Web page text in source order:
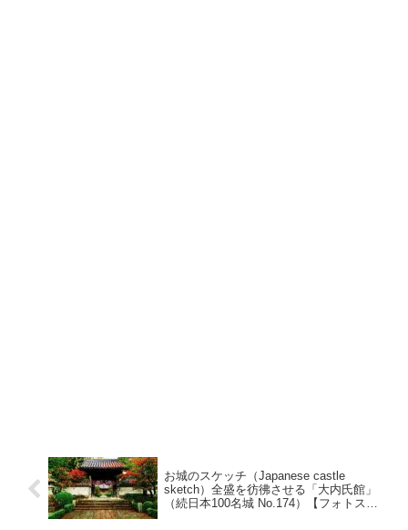
お城のスケッチ（Japanese castle
sketch）全盛を彷彿させる「大内氏館」
（続日本100名城 No.174）【フォトスケ